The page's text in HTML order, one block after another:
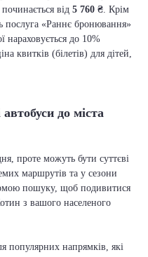
від 5 760 ₴. Крім
послуга «Раннє бронювання»
нараховується до 10%
квитків (білетів) для дітей,
до міста
проте можуть бути суттєві
маршрутів та у сезони
пошуку, щоб подивитися
з вашого населеного
популярних напрямків, які